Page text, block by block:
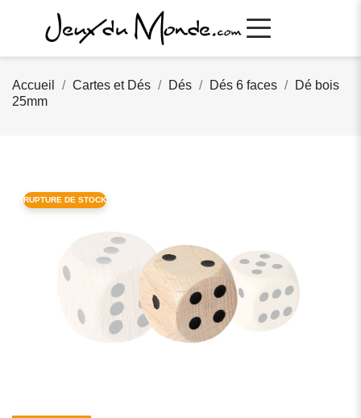
Accueil Cartes et Dés Dés Dés 6 faces
Dé bois
25mm
RUPTURE DE STOCK